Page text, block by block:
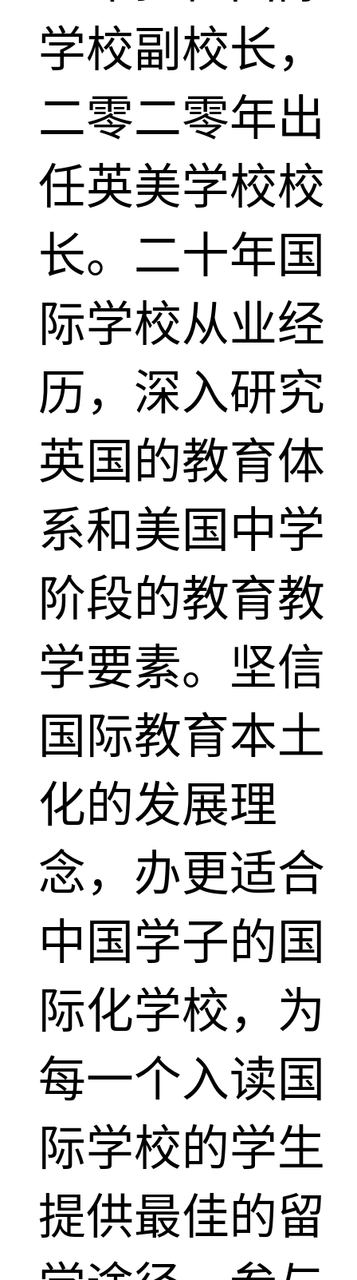
学校副校长，
二零二零年出
任英美学校校
长。二十年国
际学校从业经
历，深入研究
英国的教育体
系和美国中学
阶段的教育教
学要素。坚信
国际教育本土
化的发展理
念，办更适合
中国学子的国
际化学校，为
每一个入读国
际学校的学生
提供最佳的留